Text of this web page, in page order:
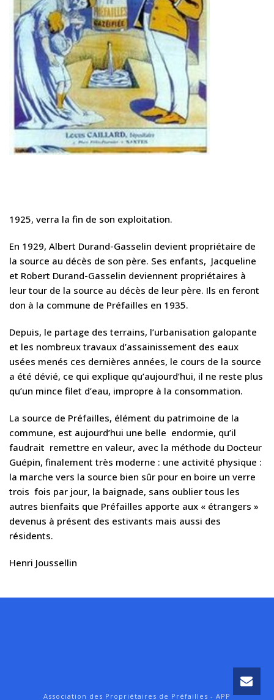
1925, verra la fin de son exploitation.
En 1929, Albert Durand-Gasselin devient propriétaire de
la source au décès de son père. Ses enfants, Jacqueline
et Robert Durand-Gasselin deviennent propriétaires à
leur tour de la source au décès de leur père. Ils en feront
don à la commune de Préfailles en 1935.
Depuis, le partage des terrains, l’urbanisation galopante
et les nombreux travaux d’assainissement des eaux
usées menés ces dernières années, le cours de la source
a été dévié, ce qui explique qu’aujourd’hui, il ne reste plus
qu’un mince filet d’eau, impropre à la consommation.
La source de Préfailles, élément du patrimoine de la
commune, est aujourd’hui une belle endormie, qu’il
faudrait remettre en valeur, avec la méthode du Docteur
Guépin, finalement très moderne : une activité physique :
la marche vers la source bien sûr pour en boire un verre
trois fois par jour, la baignade, sans oublier tous les
autres bienfaits que Préfailles apporte aux « étrangers »
devenus à présent des estivants mais aussi des
résidents.
Henri Joussellin
Association des Propriétaires de Préfailles - APP